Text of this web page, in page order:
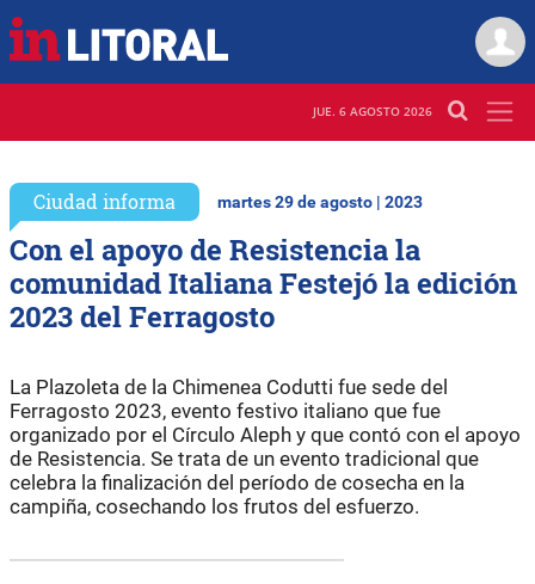
JUE. 6 AGOSTO 2026
Ciudad informa martes 29 de agosto | 2023
Con el apoyo de Resistencia la
comunidad Italiana Festejó la edición
2023 del Ferragosto
La Plazoleta de la Chimenea Codutti fue sede del
Ferragosto 2023, evento festivo italiano que fue
organizado por el Círculo Aleph y que contó con el apoyo
de Resistencia. Se trata de un evento tradicional que
celebra la finalización del período de cosecha en la
campiña, cosechando los frutos del esfuerzo.